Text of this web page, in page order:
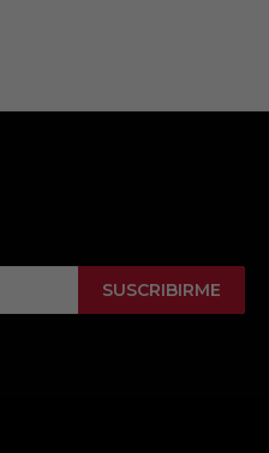
SUSCRIBIRME